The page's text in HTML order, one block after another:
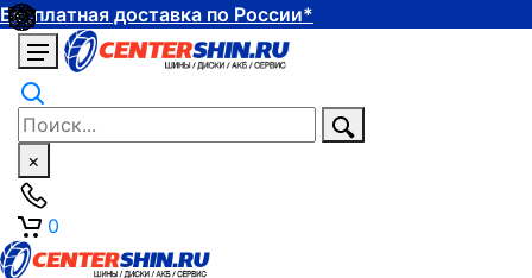
Бесплатная доставка по России*
×
0